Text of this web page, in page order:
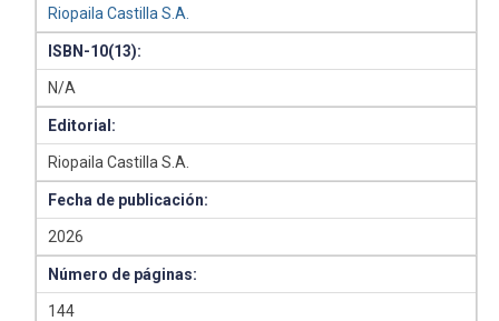
Riopaila Castilla S.A.
ISBN-10(13):
N/A
Editorial:
Riopaila Castilla S.A.
Fecha de publicación:
2026
Número de páginas:
144